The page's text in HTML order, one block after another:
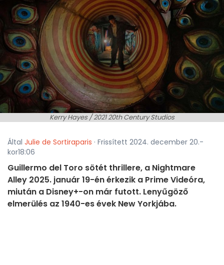
Kerry Hayes / 2021 20th Century Studios
Által Julie de Sortiraparis · Frissített 2024. december 20.-
kor18:06
Guillermo del Toro sötét thrillere, a Nightmare
Alley 2025. január 19-én érkezik a Prime Videóra,
miután a Disney+-on már futott. Lenyűgöző
elmerülés az 1940-es évek New Yorkjába.